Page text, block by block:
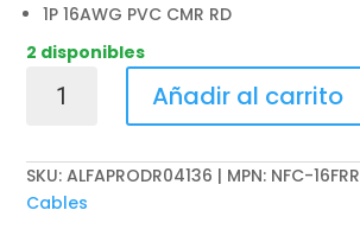
1P 16AWG PVC CMR RD
2 disponibles
Solutions
Infrastructure
Nexxt
Solutions
-
Añadir al carrito
SKU:ALFAPRODR04136 | MPN: NFC-16FRR
Cables